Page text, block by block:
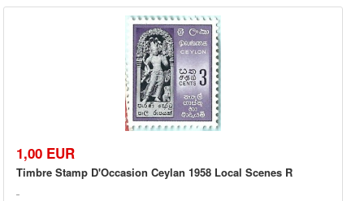
1,00 EUR
Timbre Stamp D'Occasion Ceylan 1958 Local Scenes R